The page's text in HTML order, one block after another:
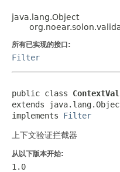
java.lang.Object
所有已实现的接口:
Filter
public class
extends
implements Filter
上下文验证拦截器
从以下版本开始:
1.0